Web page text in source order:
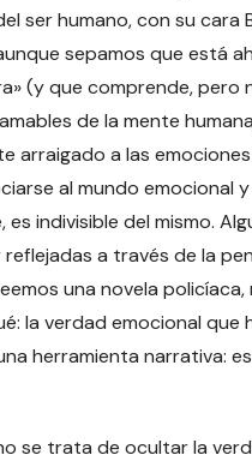
ser humano, con su
sepamos que está
(y que comprende, pero
de la mente
arraigado a las
al mundo emocional
es indivisible del mismo.
a través de la
una novela
la verdad emocional
herramienta narrativa:
se trata de ocultar la